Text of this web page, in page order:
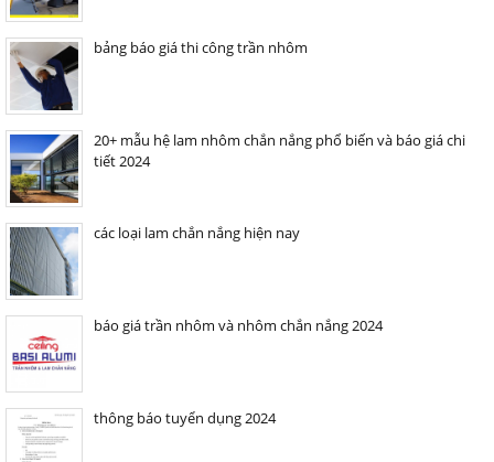
bảng báo giá thi công trần nhôm
20+ mẫu hệ lam nhôm chắn nắng phổ biến và báo giá chi
tiết 2024
các loại lam chắn nắng hiện nay
báo giá trần nhôm và nhôm chắn nắng 2024
thông báo tuyển dụng 2024